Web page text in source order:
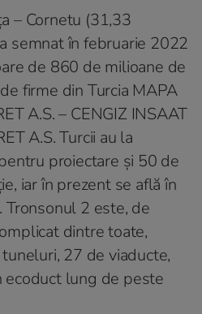
– Cornetu (31,33
semnat în februarie 2022
de 860 de milioane de
firme din Turcia MAPA
A.S. – CENGIZ INSAAT
A.S. Turcii au la
proiectare și 50 de
iar în prezent se află în
Tronsonul 2 este, de
dintre toate,
27 de viaducte,
ecoduct lung de peste